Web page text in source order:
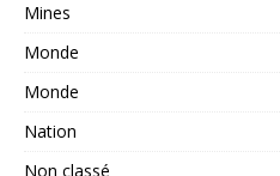
Mines
Monde
Monde
Nation
Non classé